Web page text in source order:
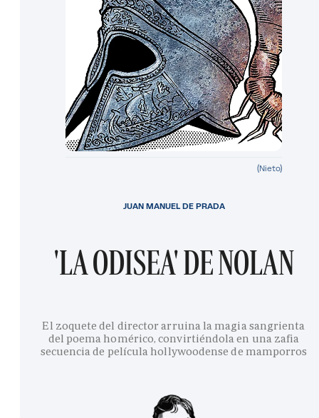
(Nieto)
'LA ODISEA' DE NOLAN
El zoquete del director arruina la magia sangrienta
del poema homérico, convirtiéndola en una zafia
secuencia de película hollywoodense de mamporros
JUAN MANUEL DE PRADA